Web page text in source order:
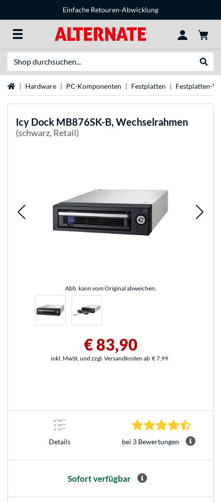
Einfache Retouren-Abwicklung
StartseiteHardware PC-Komponenten Festplatten Festplatten-
Icy Dock MB876SK-B, Wechselrahmen
(schwarz, Retail)
Abb. kann vom Original abweichen.
€ 83,90
inkl. MwSt. und zzgl. Versandkosten ab € 7,99
Details bei 3 Bewertungen
Sofort verfügbar